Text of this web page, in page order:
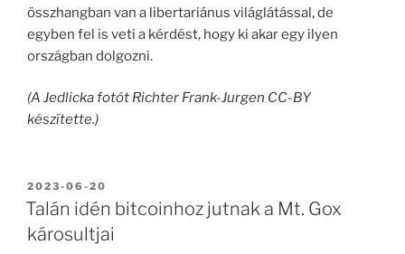
összhangban van a libertariánus világlátással, de
egyben fel is veti a kérdést, hogy ki akar egy ilyen
országban dolgozni.
(A Jedlicka fotót Richter Frank-Jurgen CC-BY
készítette.)
BEKÜLDVE:
2023-06-20
Talán idén bitcoinhoz jutnak a Mt. Gox
károsultjai